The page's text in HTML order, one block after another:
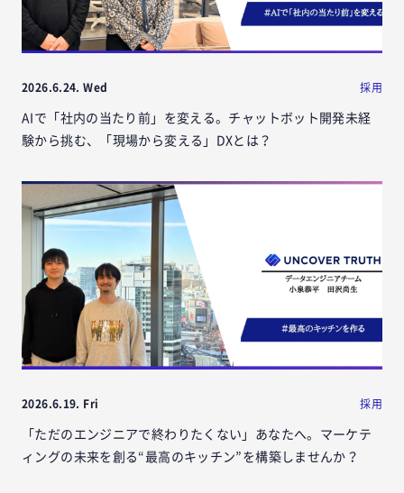
2026.6.24. Wed 採用
AIで「社内の当たり前」を変える。チャットボット開発未経
験から挑む、「現場から変える」DXとは？
2026.6.19. Fri 採用
「ただのエンジニアで終わりたくない」あなたへ。マーケテ
ィングの未来を創る“最高のキッチン”を構築しませんか？